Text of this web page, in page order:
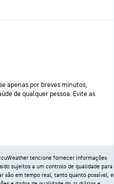
apenas por breves minutos,
de qualquer pessoa. Evite as
tencione fornecer informações
sujeitos a um controlo de qualidade para
são em tempo real, tanto quanto possível, e